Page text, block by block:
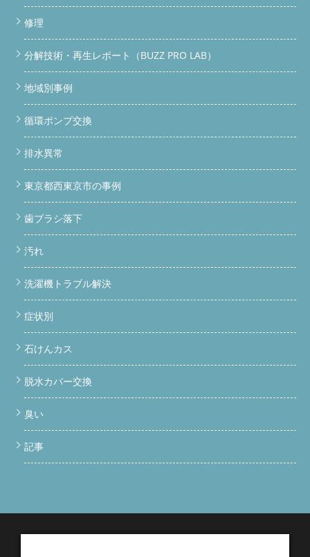
修理
分解技術・再生レポート（BUZZ PRO LAB）
地域別事例
循環ポンプ交換
排水異常
東京都西東京市の事例
歯ブラシ落下
汚れ
洗濯機トラブル解決
症状別
石けんカス
脱水カバー交換
臭い
記事